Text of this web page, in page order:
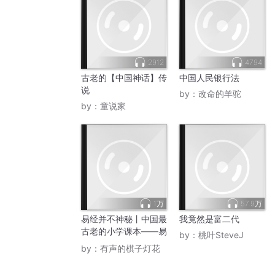
2912
古老的【中国神话】传
说
by： 童说家
4794
中国人民银行法
by： 改命的羊驼
1万
易经并不神秘丨中国最
古老的小学课本——易
经
by： 有声的棋子灯花
57.9万
我竟然是富二代
by： 桃叶SteveJ